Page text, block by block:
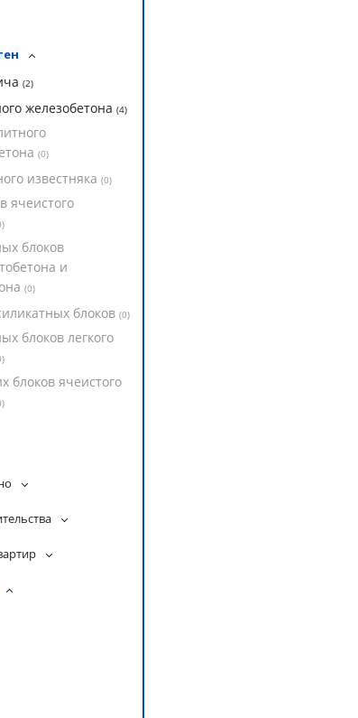
(2)
железобетона (4)
(0)
известняка (0)
ячеистого
)
блоков
и
(0)
блоков (0)
блоков легкого
)
блоков ячеистого
)